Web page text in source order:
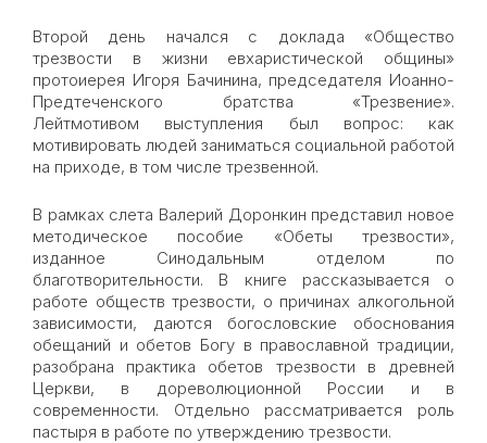
Второй день начался с доклада «Общество
трезвости в жизни евхаристической общины»
протоиерея Игоря Бачинина, председателя Иоанно-
Предтеченского братства «Трезвение».
Лейтмотивом выступления был вопрос: как
мотивировать людей заниматься социальной работой
на приходе, в том числе трезвенной.
В рамках слета Валерий Доронкин представил новое
методическое пособие «Обеты трезвости»,
изданное Синодальным отделом по
благотворительности. В книге рассказывается о
работе обществ трезвости, о причинах алкогольной
зависимости, даются богословские обоснования
обещаний и обетов Богу в православной традиции,
разобрана практика обетов трезвости в древней
Церкви, в дореволюционной России и в
современности. Отдельно рассматривается роль
пастыря в работе по утверждению трезвости.